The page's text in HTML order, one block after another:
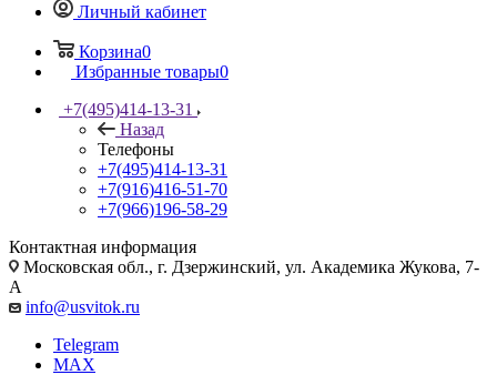
Личный кабинет
Корзина0
Избранные товары0
+7(495)414-13-31
Назад
Телефоны
+7(495)414-13-31
+7(916)416-51-70
+7(966)196-58-29
Контактная информация
Московская обл., г. Дзержинский, ул. Академика Жукова, 7-
А
info@usvitok.ru
Telegram
MAX